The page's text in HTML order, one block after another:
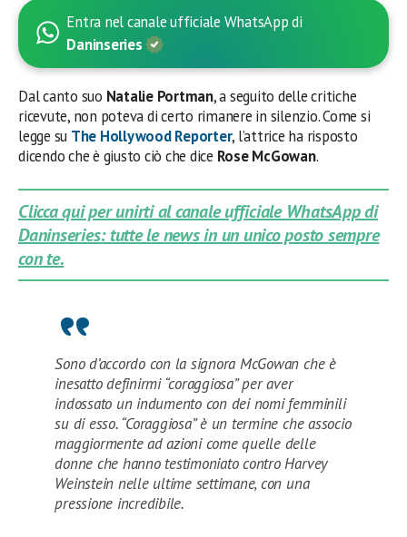
Entra nel canale ufficiale WhatsApp di
Daninseries
Dal canto suo Natalie Portman, a seguito delle critiche
ricevute, non poteva di certo rimanere in silenzio. Come si
legge su The Hollywood Reporter, l’attrice ha risposto
dicendo che è giusto ciò che dice Rose McGowan.
Clicca qui per unirti al canale ufficiale WhatsApp di
Daninseries: tutte le news in un unico posto sempre
con te.
Sono d’accordo con la signora McGowan che è
inesatto definirmi “coraggiosa” per aver
indossato un indumento con dei nomi femminili
su di esso. “Coraggiosa” è un termine che associo
maggiormente ad azioni come quelle delle
donne che hanno testimoniato contro Harvey
Weinstein nelle ultime settimane, con una
pressione incredibile.